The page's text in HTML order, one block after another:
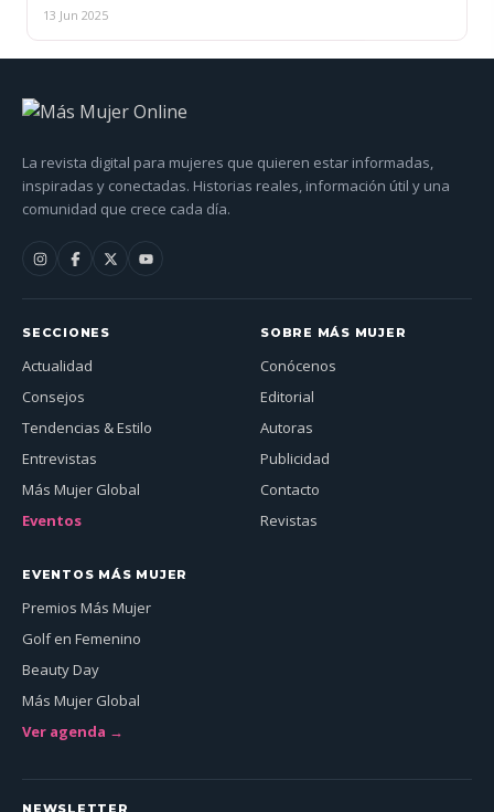
13 Jun 2025
La revista digital para mujeres que quieren estar informadas,
inspiradas y conectadas. Historias reales, información útil y una
comunidad que crece cada día.
SECCIONES
Actualidad
Consejos
Tendencias & Estilo
Entrevistas
Más Mujer Global
Eventos
SOBRE MÁS MUJER
Conócenos
Editorial
Autoras
Publicidad
Contacto
Revistas
EVENTOS MÁS MUJER
Premios Más Mujer
Golf en Femenino
Beauty Day
Más Mujer Global
Ver agenda →
NEWSLETTER